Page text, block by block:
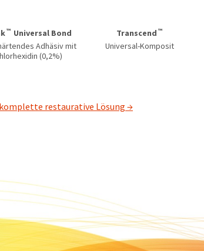
™ Universal Bond
Adhäsiv mit
(0,2%)
Transcend ™
Universal-Komposit
restaurative Lösung →